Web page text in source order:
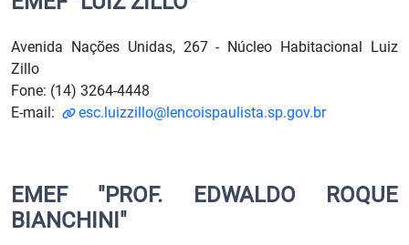
Avenida Nações Unidas, 267 - Núcleo Habitacional Luiz
Zillo
Fone: (14) 3264-4448
E-mail:
esc.luizzillo@lencoispaulista.sp.gov.br
EMEF "PROF. EDWALDO ROQUE
BIANCHINI"